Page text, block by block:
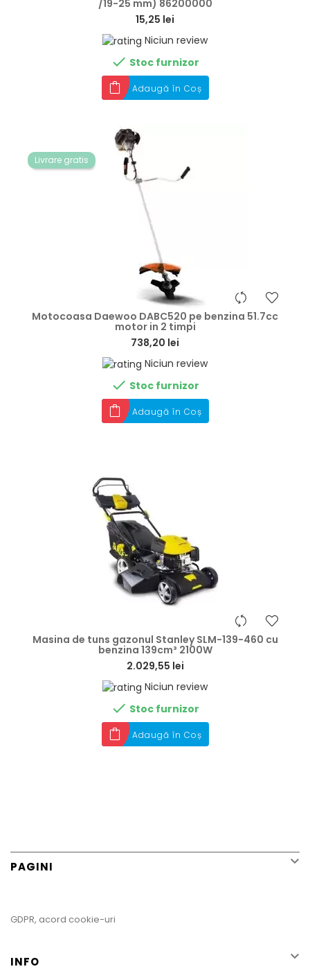
/19-25 mm) 86200000
15,25 lei
Niciun review
 Stoc furnizor
Adaugă în Coș
Livrare gratis
Motocoasa Daewoo DABC520 pe benzina 51.7cc
motor in 2 timpi
738,20 lei
Niciun review
 Stoc furnizor
Adaugă în Coș
Masina de tuns gazonul Stanley SLM-139-460 cu
benzina 139cm³ 2100W
2.029,55 lei
Niciun review
 Stoc furnizor
Adaugă în Coș
PAGINI 
GDPR, acord cookie-uri
INFO 